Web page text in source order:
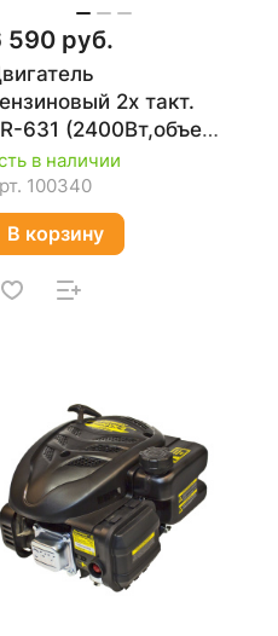
590 руб.
2х такт.
631 (2400Вт,объем
2-такт,с
в наличии
100340
В корзину